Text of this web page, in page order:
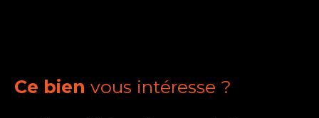
Ce bien vous intéresse ?